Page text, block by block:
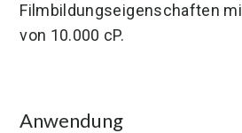
Filmbildungseigenschaften
von 10.000 cP.
Anwendung